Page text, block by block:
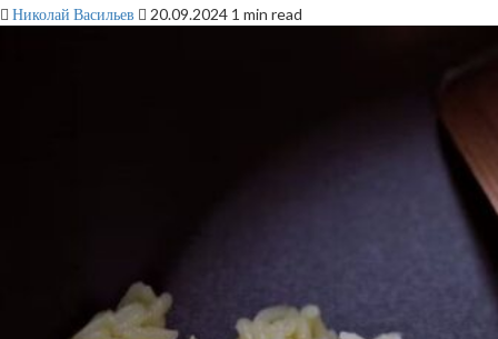
Николай Васильев 20.09.2024 1 min read